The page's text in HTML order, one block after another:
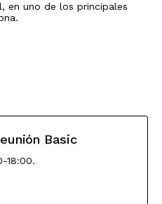
en uno de los principales
Basic
18:00.